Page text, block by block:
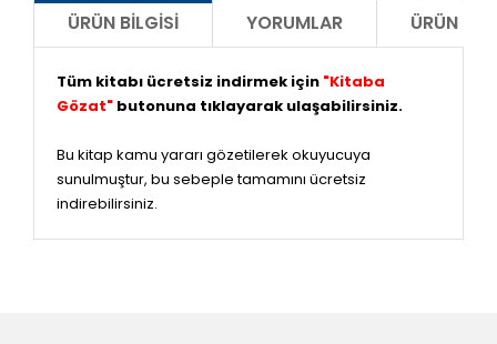
ÜRÜN BILGISI YORUMLAR ÜRÜN
Tüm kitabı ücretsiz indirmek için "Kitaba
Gözat" butonuna tıklayarak ulaşabilirsiniz.
Bu kitap kamu yararı gözetilerek okuyucuya
sunulmuştur, bu sebeple tamamını ücretsiz
indirebilirsiniz.